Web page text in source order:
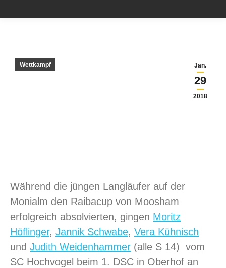
Jan.
29
2018
Wettkampf
Während die jüngen Langläufer auf der
Monialm den Raibacup von Moosham
erfolgreich absolvierten, gingen Moritz
Höflinger, Jannik Schwabe, Vera Kühnisch
und Judith Weidenhammer (alle S 14) vom
SC Hochvogel beim 1. DSC in Oberhof an